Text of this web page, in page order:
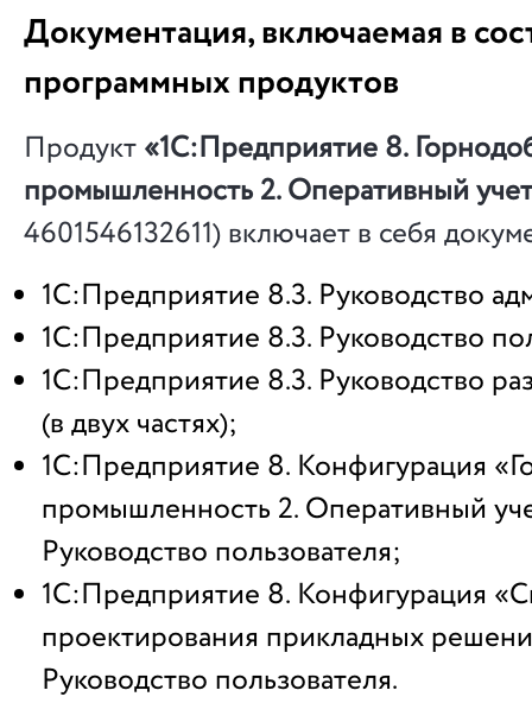
Документация, включаемая в
программных продуктов
Продукт«1С:Предприятие 8.
промышленность 2. Оперативный
4601546132611) включает в себя
1С:Предприятие 8.3. Руководство
1С:Предприятие 8.3. Руководство
1С:Предприятие 8.3. Руководство
(в двух частях);
1С:Предприятие 8. Конфигурация
промышленность 2. Оперативный
Руководство пользователя;
1С:Предприятие 8. Конфигурация
проектирования прикладных
Руководство пользователя.